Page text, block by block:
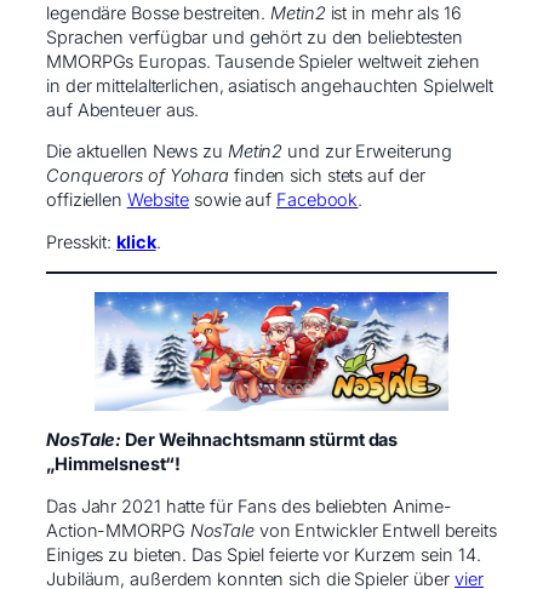
legendäre Bosse bestreiten. Metin2 ist in mehr als 16
Sprachen verfügbar und gehört zu den beliebtesten
MMORPGs Europas. Tausende Spieler weltweit ziehen
in der mittelalterlichen, asiatisch angehauchten Spielwelt
auf Abenteuer aus.
Die aktuellen News zu Metin2 und zur Erweiterung
Conquerors of Yohara finden sich stets auf der
offiziellen Website sowie auf Facebook.
Presskit: klick.
NosTale: Der Weihnachtsmann stürmt das
„Himmelsnest“!
Das Jahr 2021 hatte für Fans des beliebten Anime-
Action-MMORPG NosTalevon Entwickler Entwell bereits
Einiges zu bieten. Das Spiel feierte vor Kurzem sein 14.
Jubiläum, außerdem konnten sich die Spieler übervier